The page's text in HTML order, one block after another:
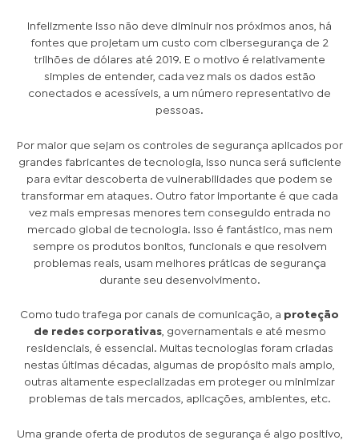
Infelizmente isso não deve diminuir nos próximos anos, há
fontes que projetam um custo com cibersegurança de 2
trilhões de dólares até 2019. E o motivo é relativamente
simples de entender, cada vez mais os dados estão
conectados e acessíveis, a um número representativo de
pessoas.
Por maior que sejam os controles de segurança aplicados por
grandes fabricantes de tecnologia, isso nunca será suficiente
para evitar descoberta de vulnerabilidades que podem se
transformar em ataques. Outro fator importante é que cada
vez mais empresas menores tem conseguido entrada no
mercado global de tecnologia. Isso é fantástico, mas nem
sempre os produtos bonitos, funcionais e que resolvem
problemas reais, usam melhores práticas de segurança
durante seu desenvolvimento.
Como tudo trafega por canais de comunicação, a proteção
de redes corporativas, governamentais e até mesmo
residenciais, é essencial. Muitas tecnologias foram criadas
nestas últimas décadas, algumas de propósito mais amplo,
outras altamente especializadas em proteger ou minimizar
problemas de tais mercados, aplicações, ambientes, etc.
Uma grande oferta de produtos de segurança é algo positivo,